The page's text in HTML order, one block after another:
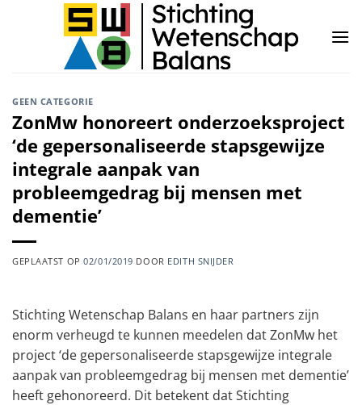
GEEN CATEGORIE
ZonMw honoreert onderzoeksproject
‘de gepersonaliseerde stapsgewijze
integrale aanpak van
probleemgedrag bij mensen met
dementie’
GEPLAATST OP02/01/2019 DOOR EDITH SNIJDER
Stichting Wetenschap Balans en haar partners zijn
enorm verheugd te kunnen meedelen dat ZonMw het
project ‘de gepersonaliseerde stapsgewijze integrale
aanpak van probleemgedrag bij mensen met dementie’
heeft gehonoreerd. Dit betekent dat Stichting